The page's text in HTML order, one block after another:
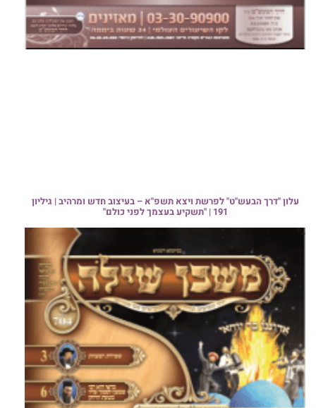
עלון "דרך הבעש"ט" לפרשת ויצא תשפ"א – בעיצוב חדש ומרהיב | גיליון
191 | "תשקיע בעצמך לפני כולם"